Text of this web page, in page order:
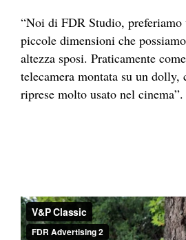
“Noi di FDR Studio,
piccole dimensioni che
altezza sposi. Praticamente
telecamera montata su un dolly,
riprese molto usato nel cinema”.